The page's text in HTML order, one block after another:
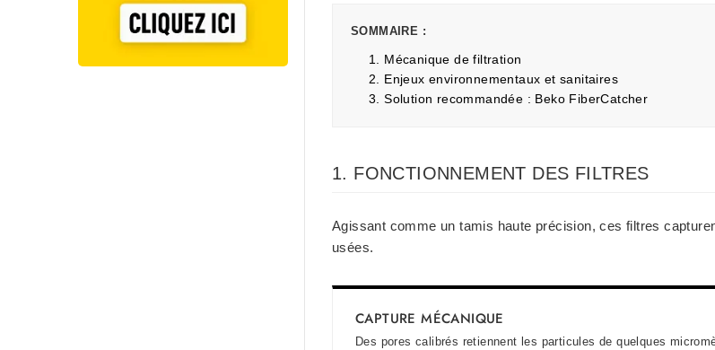
SOMMAIRE :
1. Mécanique de filtration
2. Enjeux environnementaux et sanitaires
3. Solution recommandée : Beko FiberCatcher
1. FONCTIONNEMENT DES FILTRES
Agissant comme un tamis haute précision, ces filtres
usées.
CAPTURE MÉCANIQUE
Des pores calibrés retiennent les particules de quelques